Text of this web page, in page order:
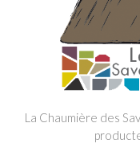
La Chaumière des